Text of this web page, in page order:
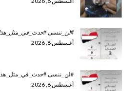
#لن_ننسى
أغسطس 8, 2026
#لن_ننسى
أغسطس 8, 2026